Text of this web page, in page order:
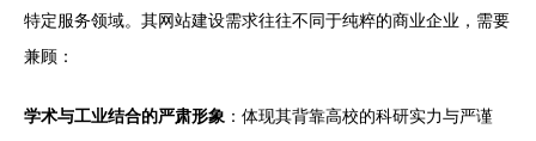
特定服务领域。其网站建设需求往往不同于纯粹的商业企业，需要
兼顾：
学术与工业结合的严肃形象 ：体现其背靠高校的科研实力与严谨